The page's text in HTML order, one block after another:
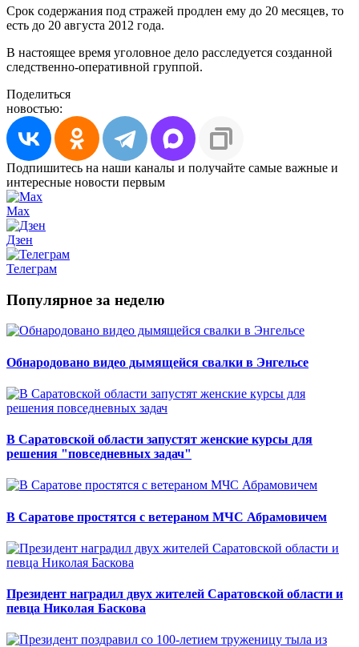
Срок содержания под стражей продлен ему до 20 месяцев, то
есть до 20 августа 2012 года.
В настоящее время уголовное дело расследуется созданной
следственно-оперативной группой.
Поделиться
новостью:
Подпишитесь на наши каналы и получайте самые важные и
интересные новости первым
Max
Дзен
Телеграм
Популярное за неделю
Обнародовано видео дымящейся свалки в Энгельсе
В Саратовской области запустят женские курсы для
решения "повседневных задач"
В Саратове простятся с ветераном МЧС Абрамовичем
Президент наградил двух жителей Саратовской области и
певца Николая Баскова